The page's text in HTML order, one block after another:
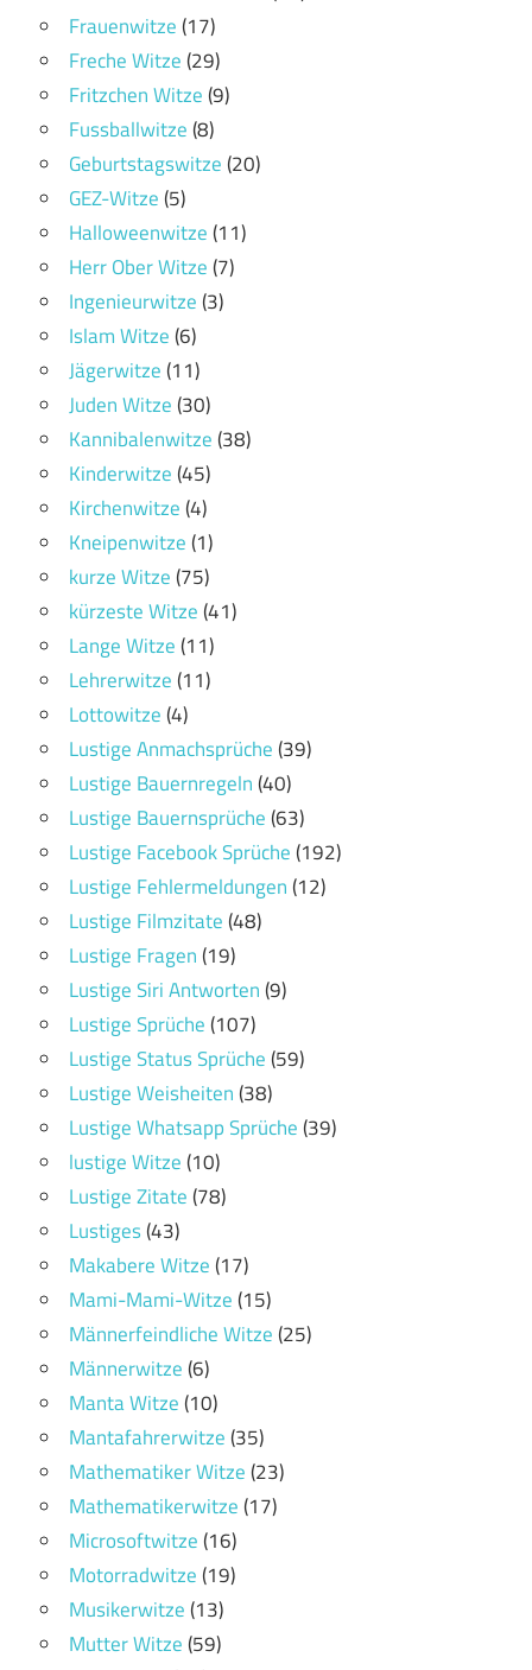
Frauenwitze(17)
Freche Witze(29)
Fritzchen Witze(9)
Fussballwitze(8)
Geburtstagswitze(20)
GEZ-Witze(5)
Halloweenwitze(11)
Herr Ober Witze(7)
Ingenieurwitze(3)
Islam Witze(6)
Jägerwitze(11)
Juden Witze(30)
Kannibalenwitze(38)
Kinderwitze(45)
Kirchenwitze(4)
Kneipenwitze(1)
kurze Witze(75)
kürzeste Witze(41)
Lange Witze(11)
Lehrerwitze(11)
Lottowitze(4)
Lustige Anmachsprüche(39)
Lustige Bauernregeln(40)
Lustige Bauernsprüche(63)
Lustige Facebook Sprüche(192)
Lustige Fehlermeldungen(12)
Lustige Filmzitate(48)
Lustige Fragen(19)
Lustige Siri Antworten(9)
Lustige Sprüche(107)
Lustige Status Sprüche(59)
Lustige Weisheiten(38)
Lustige Whatsapp Sprüche(39)
lustige Witze(10)
Lustige Zitate(78)
Lustiges(43)
Makabere Witze(17)
Mami-Mami-Witze(15)
Männerfeindliche Witze(25)
Männerwitze(6)
Manta Witze(10)
Mantafahrerwitze(35)
Mathematiker Witze(23)
Mathematikerwitze(17)
Microsoftwitze(16)
Motorradwitze(19)
Musikerwitze(13)
Mutter Witze(59)